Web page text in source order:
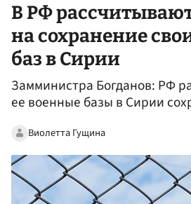
В РФ
на сохранение
баз в Сирии
Замминистра Богданов: РФ
ее военные базы в Сирии
Виолетта Гущина